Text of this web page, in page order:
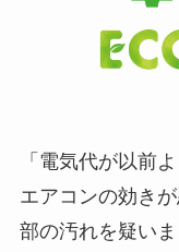
「電気代が以前
エアコンの効き
部の汚れを疑いま